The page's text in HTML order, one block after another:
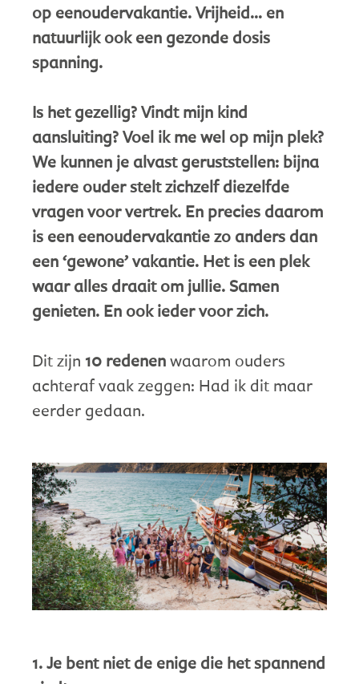
op eenoudervakantie. Vrijheid… en
natuurlijk ook een gezonde dosis
spanning.
Is het gezellig? Vindt mijn kind
aansluiting? Voel ik me wel op mijn plek?
We kunnen je alvast geruststellen: bijna
iedere ouder stelt zichzelf diezelfde
vragen voor vertrek. En precies daarom
is een eenoudervakantie zo anders dan
een ‘gewone’ vakantie. Het is een plek
waar alles draait om jullie. Samen
genieten. En ook ieder voor zich.
Dit zijn 10 redenenwaarom ouders
achteraf vaak zeggen: Had ik dit maar
eerder gedaan.
1. Je bent niet de enige die het spannend